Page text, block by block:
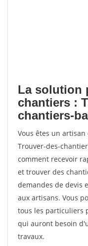
La solution
chantiers :
chantiers-
Vous êtes un
Trouver-des-
comment recevoir
et trouver des
demandes de devis
aux artisans. Vous
tous les particuliers
qui auront besoin
travaux.